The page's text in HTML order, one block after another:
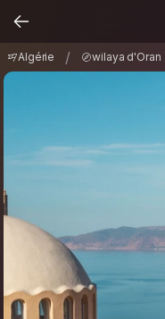
Algérie / wilaya d'Oran